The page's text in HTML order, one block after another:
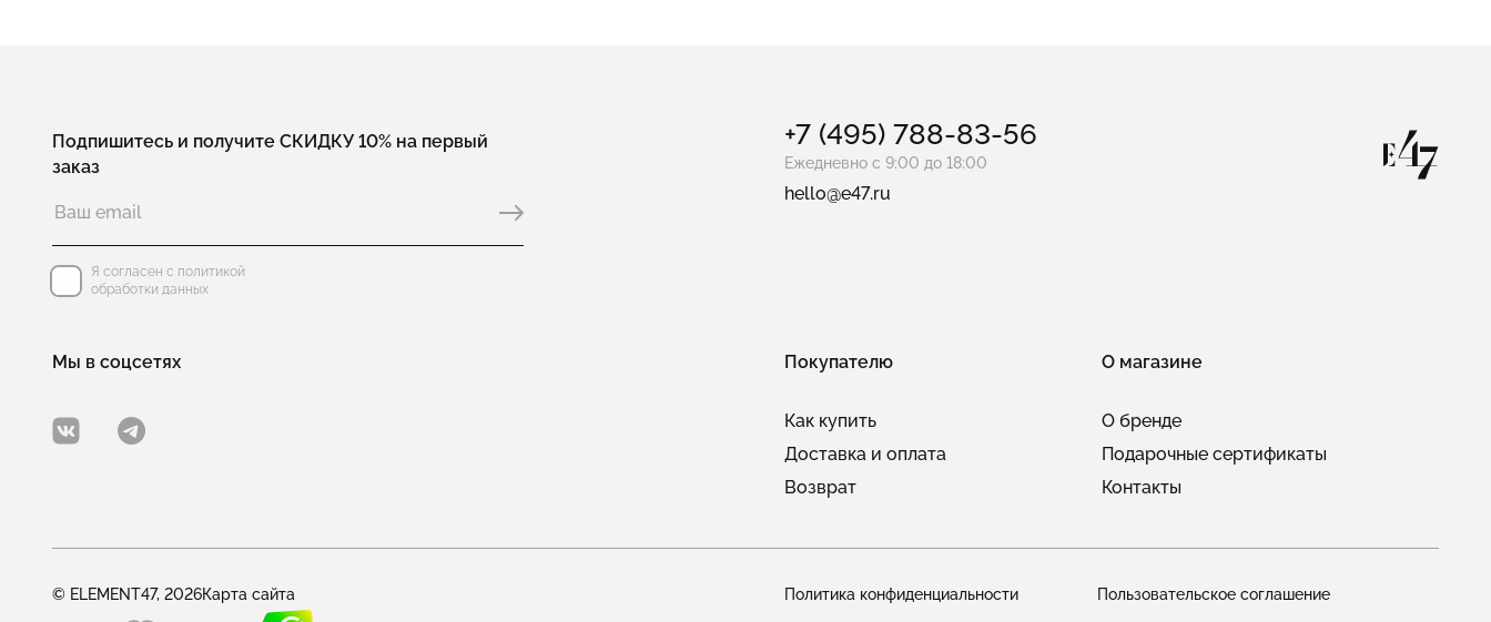
Подпишитесь и получите СКИДКУ 10% на первый
заказ
Я согласен с политикой
обработки данных
+7 (495) 788-83-56
Ежедневно с 9:00 до 18:00
hello@e47.ru
Мы в соцсетях Покупателю
Как купить
Доставка и оплата
Возврат
О магазине
О бренде
Подарочные сертификаты
Контакты
© ELEMENT47, 2026Карта сайта Политика конфиденциальности Пользовательское соглашение